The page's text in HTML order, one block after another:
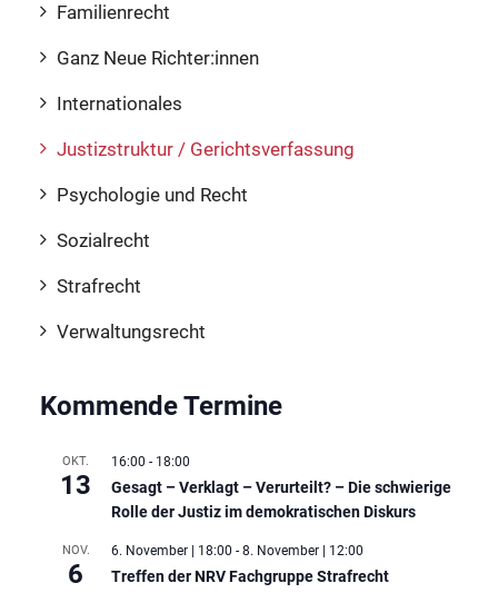
Familienrecht
Ganz Neue Richter:innen
Internationales
Justizstruktur / Gerichtsverfassung
Psychologie und Recht
Sozialrecht
Strafrecht
Verwaltungsrecht
Kommende Termine
OKT.
13
16:00 - 18:00
Gesagt – Verklagt – Verurteilt? – Die schwierige
Rolle der Justiz im demokratischen Diskurs
NOV.
6
6. November | 18:00 - 8. November | 12:00
Treffen der NRV Fachgruppe Strafrecht